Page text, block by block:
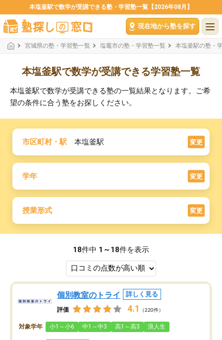
本塩釜駅で数学が受講できる塾・学習塾一覧【2026年08月】
現在地から塾を探す
宮城県の塾・学習塾一覧 塩竈市の塾・学習塾一覧 本塩釜駅の塾・
本塩釜駅で数学が受講できる学習塾一覧
本塩釜駅で数学が受講できる塾の一覧結果となります。ご希
望の条件に合う塾をお探しください。
市区町村・駅 本塩釜駅 変更
学年 変更
授業形式 変更
18件中 1～18件を表示
個別教室のトライ 詳しく見る
評価 4.1 （220件）
対象学年 小1～小6 中1～中3 高1～高3 浪人生